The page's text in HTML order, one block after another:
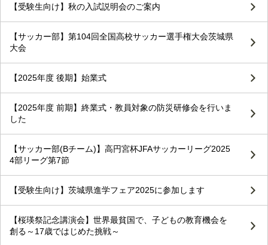
【受験生向け】秋の入試説明会のご案内
【サッカー部】第104回全国高校サッカー選手権大会茨城県
大会
【2025年度 後期】始業式
【2025年度 前期】終業式・教員対象の防災研修会を行いま
した
【サッカー部(Bチーム)】高円宮杯JFAサッカーリーグ2025
4部リーグ第7節
【受験生向け】茨城県進学フェア2025に参加します
【桜瑛祭記念講演会】世界最貧国で、子どもの教育機会を
創る～17歳ではじめた挑戦～